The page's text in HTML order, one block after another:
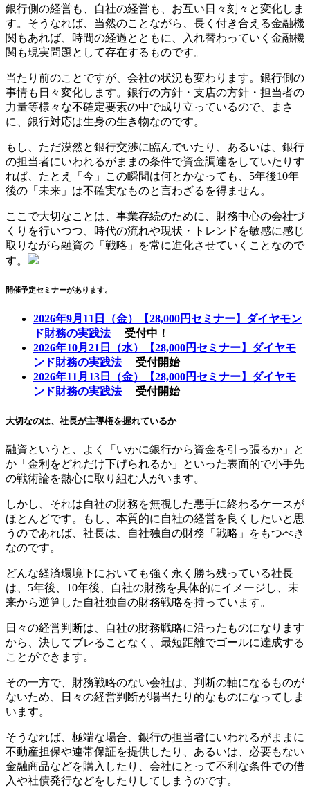
銀行側の経営も、自社の経営も、お互い日々刻々と変化しま
す。そうなれば、当然のことながら、長く付き合える金融機
関もあれば、時間の経過とともに、入れ替わっていく金融機
関も現実問題として存在するものです。
当たり前のことですが、会社の状況も変わります。銀行側の
事情も日々変化します。銀行の方針・支店の方針・担当者の
力量等様々な不確定要素の中で成り立っているので、まさ
に、銀行対応は生身の生き物なのです。
もし、ただ漠然と銀行交渉に臨んでいたり、あるいは、銀行
の担当者にいわれるがままの条件で資金調達をしていたりす
れば、たとえ「今」この瞬間は何とかなっても、5年後10年
後の「未来」は不確実なものと言わざるを得ません。
ここで大切なことは、事業存続のために、財務中心の会社づ
くりを行いつつ、時代の流れや現状・トレンドを敏感に感じ
取りながら融資の「戦略」を常に進化させていくことなので
す。
開催予定セミナーがあります。
2026年9月11日（金）【28,000円セミナー】ダイヤモン
ド財務の実践法
受付中！
2026年10月21日（水）【28,000円セミナー】ダイヤモ
ンド財務の実践法
受付開始
2026年11月13日（金）【28,000円セミナー】ダイヤモ
ンド財務の実践法
受付開始
大切なのは、社長が主導権を握れているか
融資というと、よく「いかに銀行から資金を引っ張るか」と
か「金利をどれだけ下げられるか」といった表面的で小手先
の戦術論を熱心に取り組む人がいます。
しかし、それは自社の財務を無視した悪手に終わるケースが
ほとんどです。もし、本質的に自社の経営を良くしたいと思
うのであれば、社長は、自社独自の財務「戦略」をもつべき
なのです。
どんな経済環境下においても強く永く勝ち残っている社長
は、5年後、10年後、自社の財務を具体的にイメージし、未
来から逆算した自社独自の財務戦略を持っています。
日々の経営判断は、自社の財務戦略に沿ったものになります
から、決してブレることなく、最短距離でゴールに達成する
ことができます。
その一方で、財務戦略のない会社は、判断の軸になるものが
ないため、日々の経営判断が場当たり的なものになってしま
います。
そうなれば、極端な場合、銀行の担当者にいわれるがままに
不動産担保や連帯保証を提供したり、あるいは、必要もない
金融商品などを購入したり、会社にとって不利な条件での借
入や社債発行などをしたりしてしまうのです。